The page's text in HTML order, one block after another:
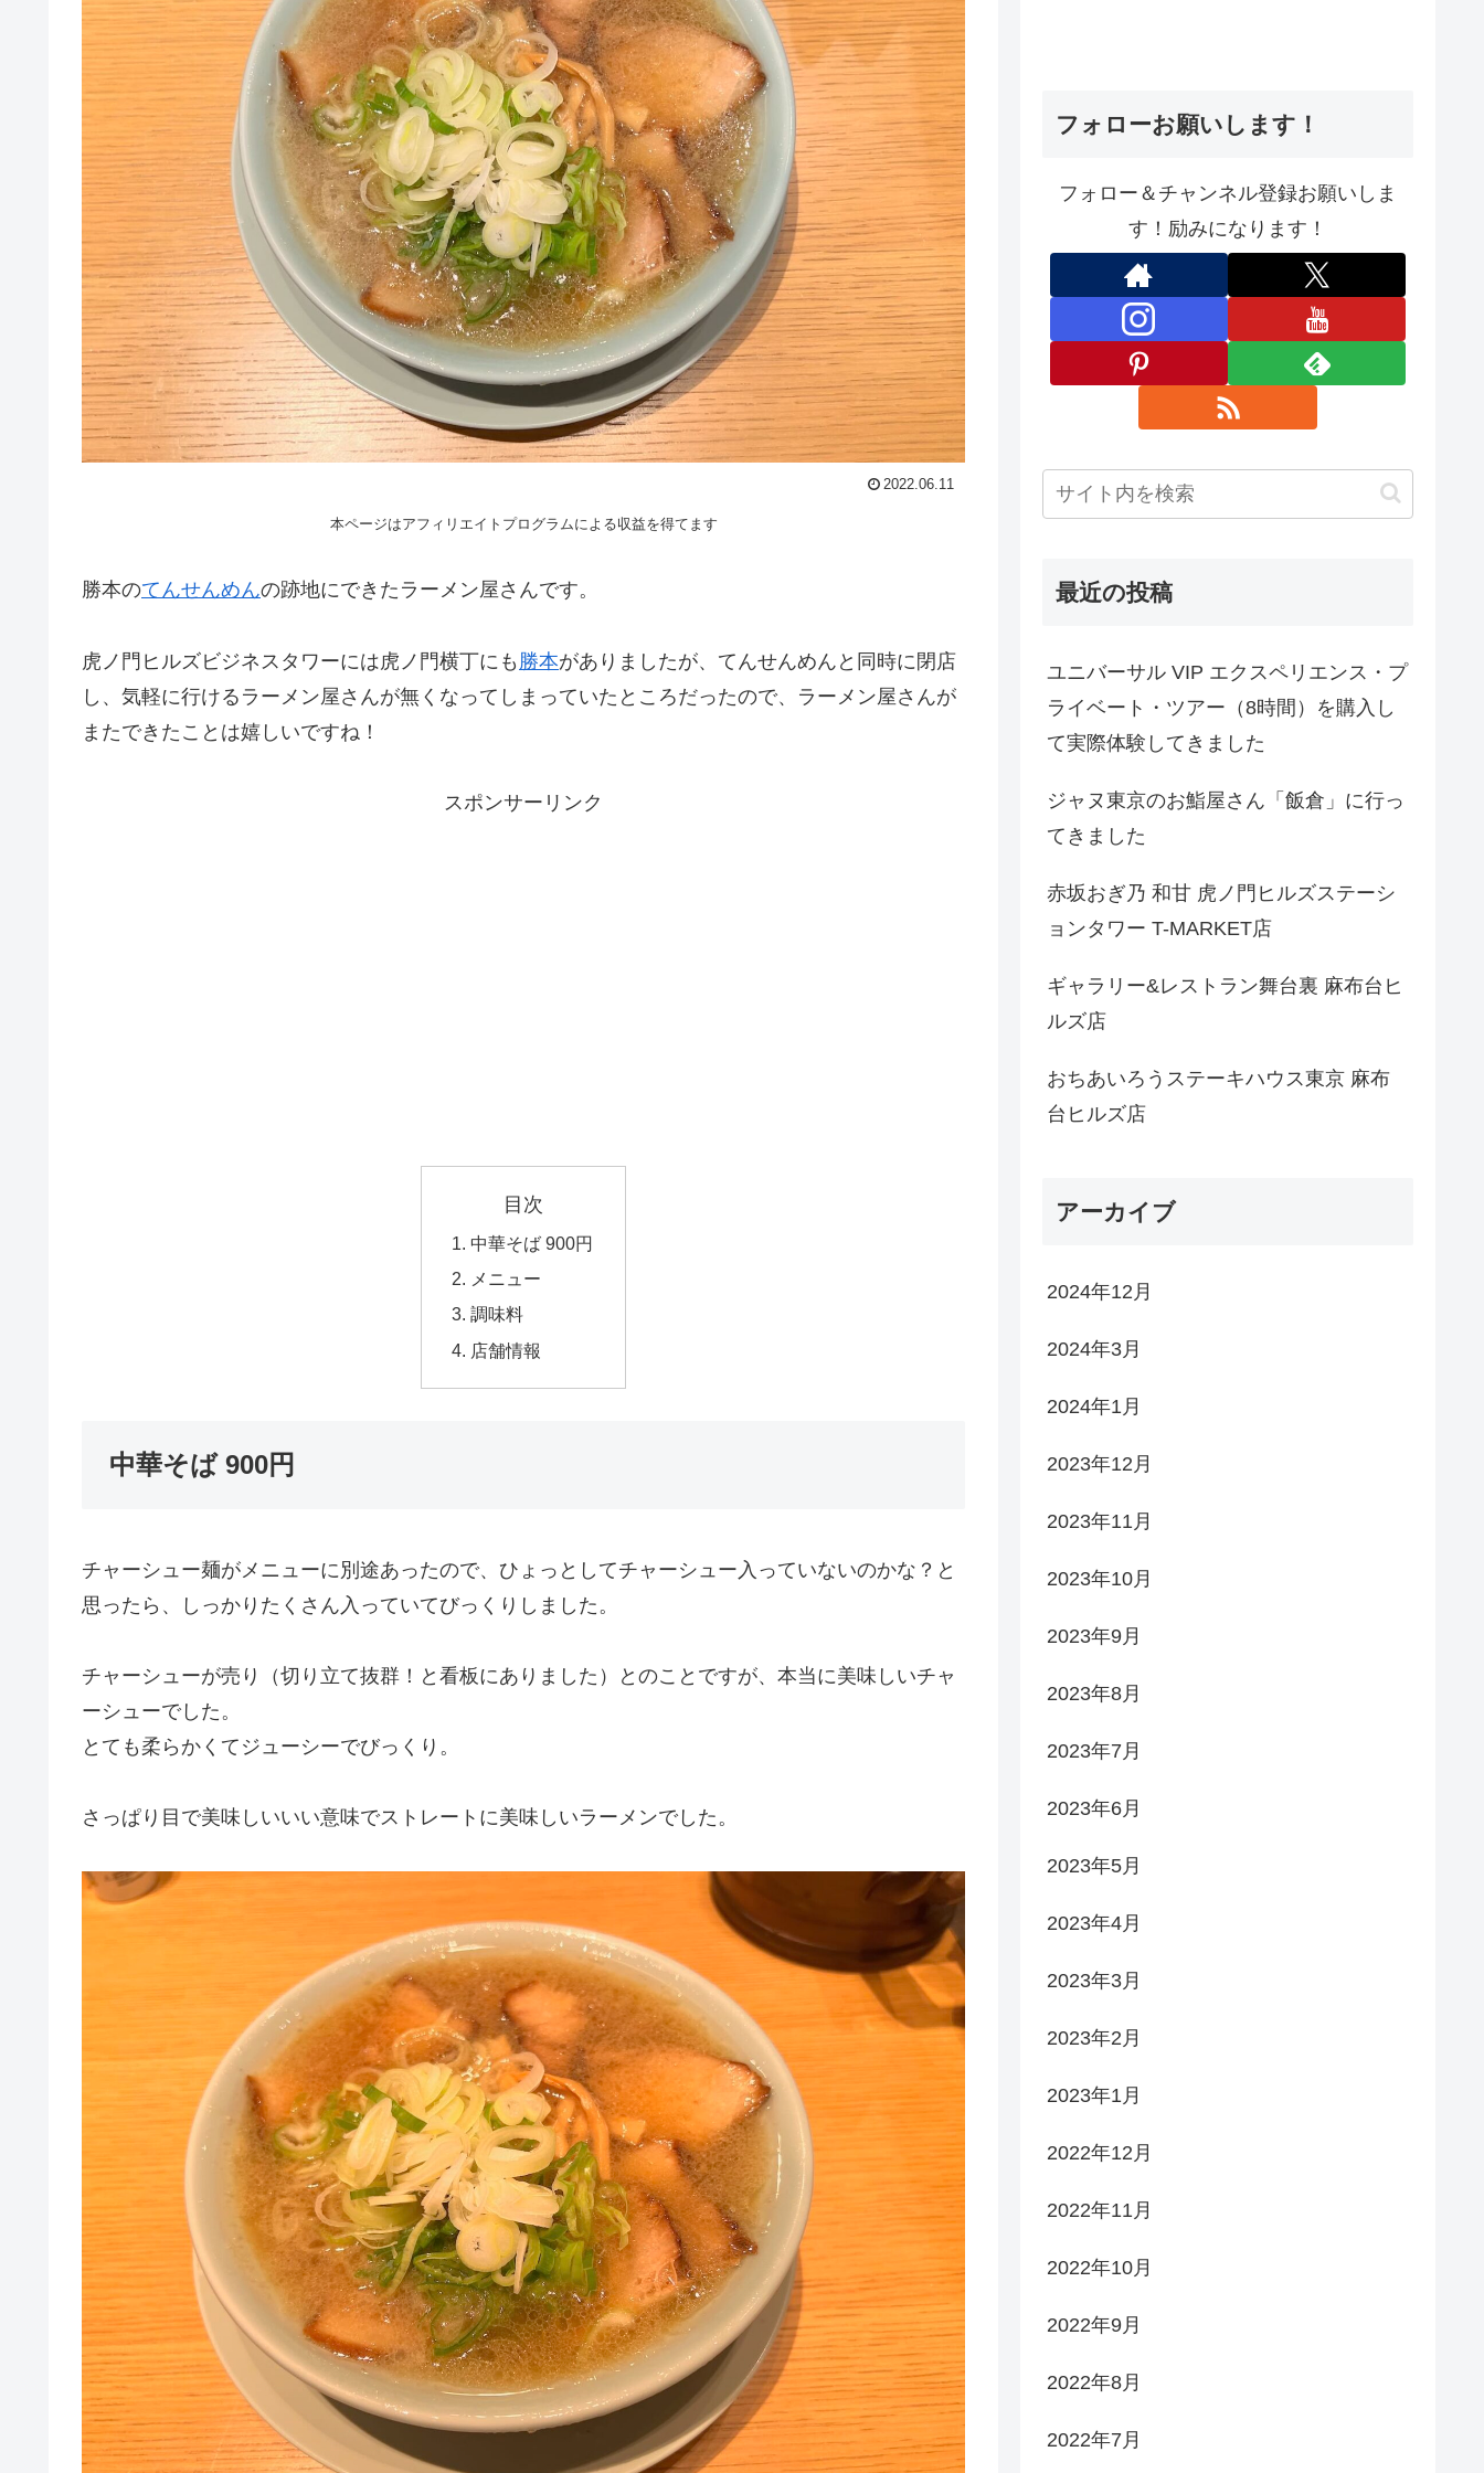
2022.06.11
本ページはアフィリエイトプログラムによる収益を得てます
勝本のてんせんめんの跡地にできたラーメン屋さんです。
虎ノ門ヒルズビジネスタワーには虎ノ門横丁にも 勝本がありましたが、てんせんめんと同時に閉店
し、気軽に行けるラーメン屋さんが無くなってしまっていたところだったので、ラーメン屋さんが
またできたことは嬉しいですね！
スポンサーリンク
目次
中華そば 900円
メニュー
調味料
店舗情報
中華そば 900円
チャーシュー麺がメニューに別途あったので、ひょっとしてチャーシュー入っていないのかな？と
思ったら、しっかりたくさん入っていてびっくりしました。
チャーシューが売り（切り立て抜群！と看板にありました）とのことですが、本当に美味しいチャ
ーシューでした。
とても柔らかくてジューシーでびっくり。
さっぱり目で美味しいいい意味でストレートに美味しいラーメンでした。
フォローお願いします！
フォロー＆チャンネル登録お願いしま
す！励みになります！
最近の投稿
ユニバーサル VIP エクスペリエンス・プ
ライベート・ツアー（8時間）を購入し
て実際体験してきました
ジャヌ東京のお鮨屋さん「飯倉」に行っ
てきました
赤坂おぎ乃 和甘 虎ノ門ヒルズステーシ
ョンタワー T-MARKET店
ギャラリー&レストラン舞台裏 麻布台ヒ
ルズ店
おちあいろうステーキハウス東京 麻布
台ヒルズ店
アーカイブ
2024年12月
2024年3月
2024年1月
2023年12月
2023年11月
2023年10月
2023年9月
2023年8月
2023年7月
2023年6月
2023年5月
2023年4月
2023年3月
2023年2月
2023年1月
2022年12月
2022年11月
2022年10月
2022年9月
2022年8月
2022年7月